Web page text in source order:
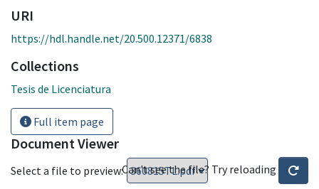
URI
https://hdl.handle.net/20.500.12371/6838
Collections
Tesis de Licenciatura
Full item page
Document Viewer
Select a file to preview:Can't see the file? Try reloading